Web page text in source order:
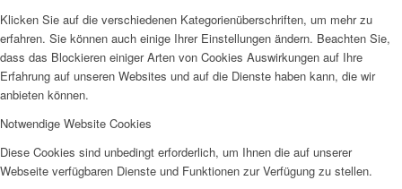
Klicken Sie auf die verschiedenen Kategorienüberschriften, um mehr zu
erfahren. Sie können auch einige Ihrer Einstellungen ändern. Beachten Sie,
dass das Blockieren einiger Arten von Cookies Auswirkungen auf Ihre
Erfahrung auf unseren Websites und auf die Dienste haben kann, die wir
anbieten können.
Notwendige Website Cookies
Diese Cookies sind unbedingt erforderlich, um Ihnen die auf unserer
Webseite verfügbaren Dienste und Funktionen zur Verfügung zu stellen.